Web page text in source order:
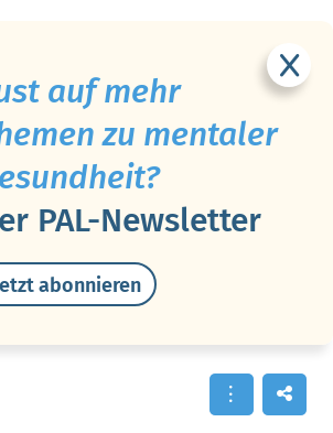
auf mehr
zu mentaler
PAL-Newsletter
abonnieren